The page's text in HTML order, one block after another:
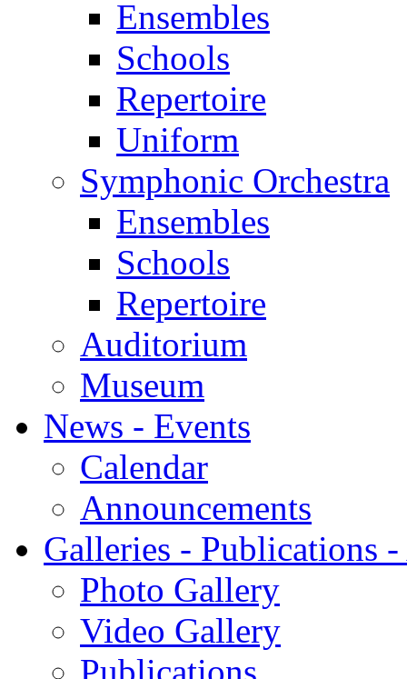
Ensembles
Schools
Repertoire
Uniform
Symphonic Orchestra
Ensembles
Schools
Repertoire
Auditorium
Museum
News - Events
Calendar
Announcements
Galleries - Publications
Photo Gallery
Video Gallery
Publications